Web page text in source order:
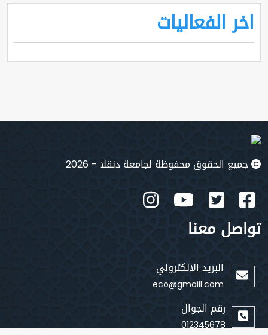
اخر الفعاليات
جميع الحقوق محفوظة لجامعة دنقلا - 2026
تواصل معنا
البريد الالكتروني
eco@gmaill.com
رقم الجوال
012345678